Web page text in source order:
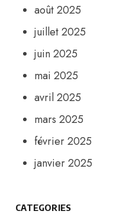
août 2025
juillet 2025
juin 2025
mai 2025
avril 2025
mars 2025
février 2025
janvier 2025
CATEGORIES